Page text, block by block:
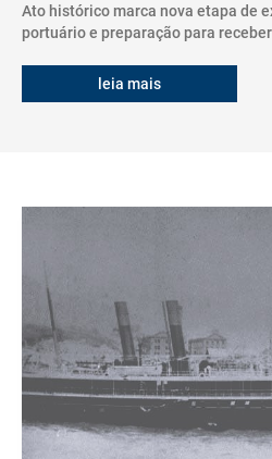
Ato histórico marca nova etapa de
portuário e preparação para
leia mais